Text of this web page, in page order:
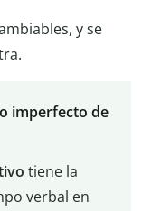
y se
imperfecto de
tiene la
verbal en